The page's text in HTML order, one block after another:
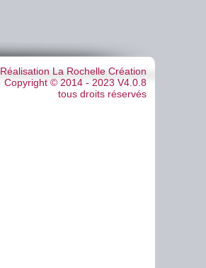
Réalisation La Rochelle Création
Copyright © 2014 - 2023 V4.0.8
tous droits réservés